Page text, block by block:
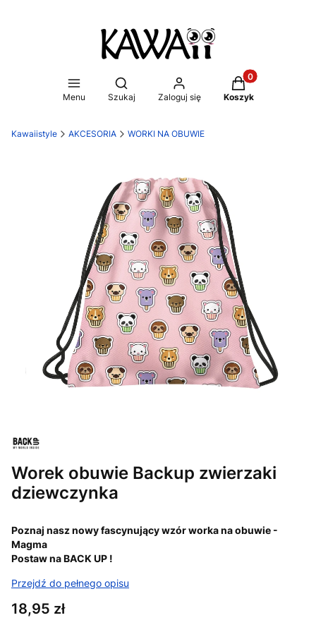
Menu
Otwórz wyszukiwarkę
Szukaj Zaloguj się
Produkty w
Koszyk
Kawaiistyle AKCESORIA WORKI NA OBUWIE
Worek obuwie Backup zwierzaki
dziewczynka
Poznaj nasz nowy fascynujący wzór worka na obuwie -
Magma
Postaw na BACK UP !
Przejdź do pełnego opisu
Cena
18,95 zł